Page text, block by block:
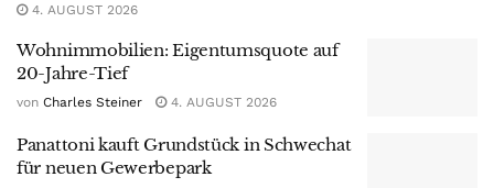
4. AUGUST 2026
Wohnimmobilien: Eigentumsquote auf
20-Jahre-Tief
von Charles Steiner 4. AUGUST 2026
Panattoni kauft Grundstück in Schwechat
für neuen Gewerbepark